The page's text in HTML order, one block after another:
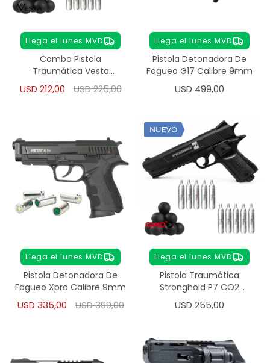
Llega el lunes MVD
Combo Pistola
Traumática Vesta
Sentinel Calibre .50
USD 212,00 USD225,00
Llega el lunes MVD
Pistola Detonadora De
Fogueo G17 Calibre 9mm
USD 499,00
Llega el lunes MVD
Pistola Detonadora De
Fogueo Xpro Calibre 9mm
USD 335,00 USD399,00
Llega el lunes MVD
Pistola Traumática
Stronghold P7 CO2
Calibre .50
USD 255,00